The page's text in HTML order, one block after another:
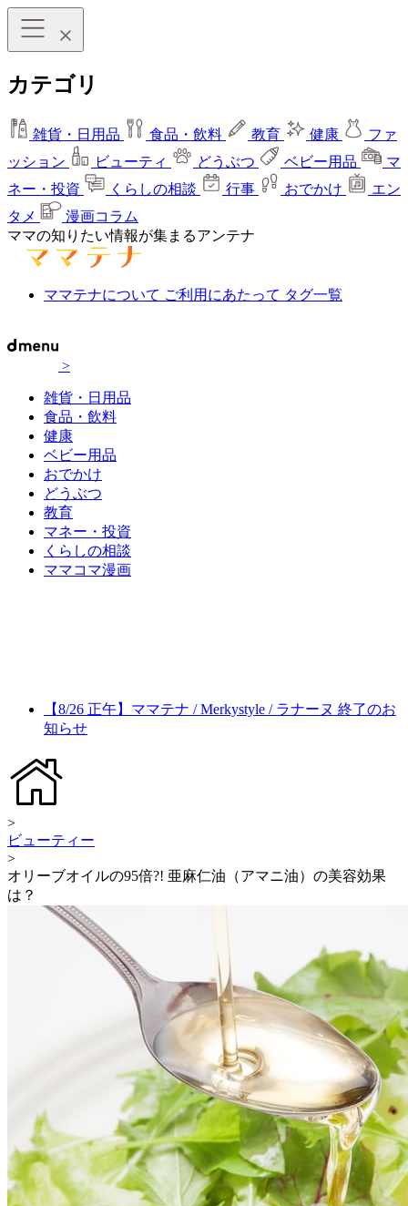
カテゴリ
雑貨・日用品 食品・飲料 教育 健康
ファ
ッション
ビューティ どうぶつ ベビー用品
マ
ネー・投資
くらしの相談 行事 おでかけ
エン
タメ
漫画コラム
ママの知りたい情報が集まるアンテナ
ママテナについて ご利用にあたって タグ一覧
>
雑貨・日用品
食品・飲料
健康
ベビー用品
おでかけ
どうぶつ
教育
マネー・投資
くらしの相談
ママコマ漫画
【8/26 正午】ママテナ / Merkystyle / ラナーヌ 終了のお
知らせ
>
ビューティー
>
オリーブオイルの95倍?! 亜麻仁油（アマニ油）の美容効果
は？